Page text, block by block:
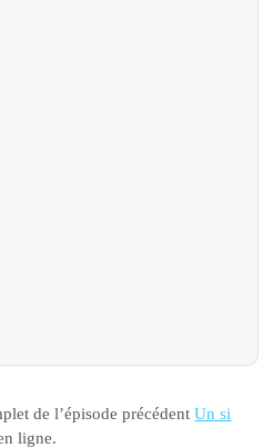
de l’épisode précédentUn si
ligne.